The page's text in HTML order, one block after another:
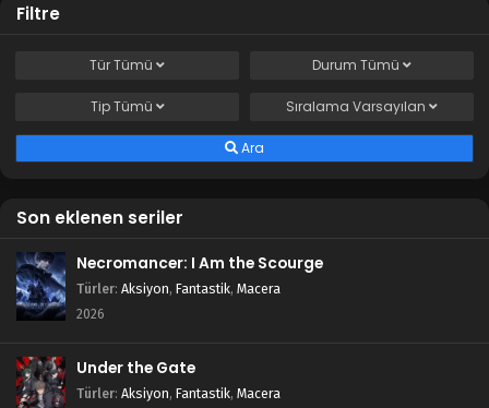
Filtre
TürTümü Durum Tümü
TipTümü Sıralama Varsayılan
Ara
Son eklenen seriler
Necromancer: I Am the Scourge
Türler: Aksiyon, Fantastik, Macera
2026
Under the Gate
Türler: Aksiyon, Fantastik, Macera